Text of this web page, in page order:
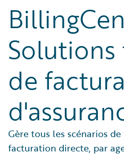
de
Gère tous les scénarios
facturation directe, par